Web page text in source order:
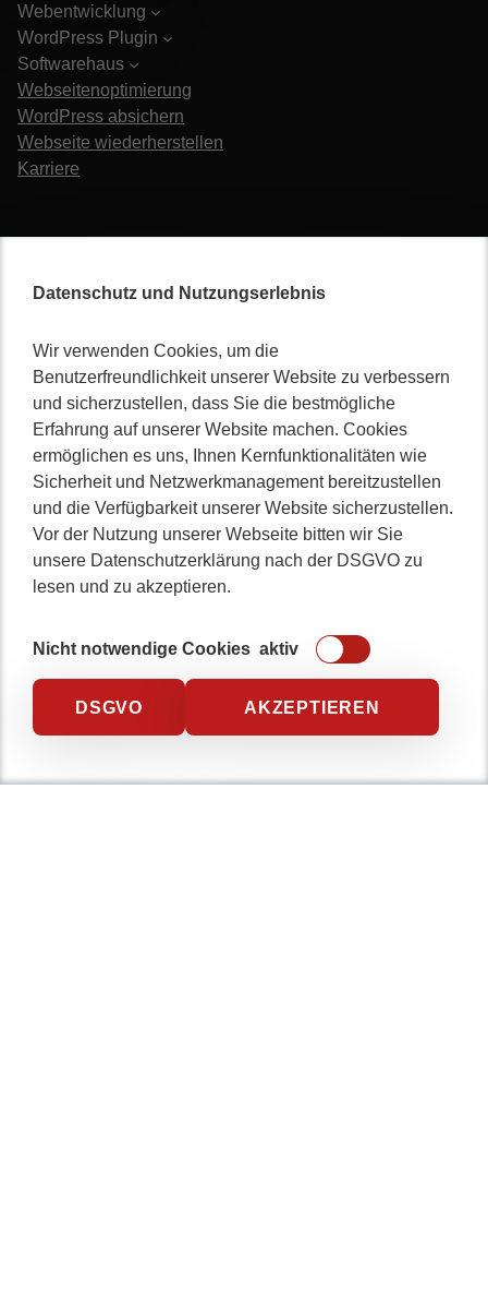
Datenschutz und Nutzungserlebnis
Wir verwenden Cookies, um die
Benutzerfreundlichkeit unserer Website zu verbessern
und sicherzustellen, dass Sie die bestmögliche
Erfahrung auf unserer Website machen. Cookies
ermöglichen es uns, Ihnen Kernfunktionalitäten wie
Sicherheit und Netzwerkmanagement bereitzustellen
und die Verfügbarkeit unserer Website sicherzustellen.
Vor der Nutzung unserer Webseite bitten wir Sie
unsere Datenschutzerklärung nach der DSGVO zu
lesen und zu akzeptieren.
Nicht notwendige Cookies aktiv
DSGVO AKZEPTIEREN
Webentwicklung
WordPress Plugin
Softwarehaus
Webseitenoptimierung
WordPress absichern
Webseite wiederherstellen
Karriere
Nicht lange schnacken
gleich durchstarten!
0234 / 904 8115